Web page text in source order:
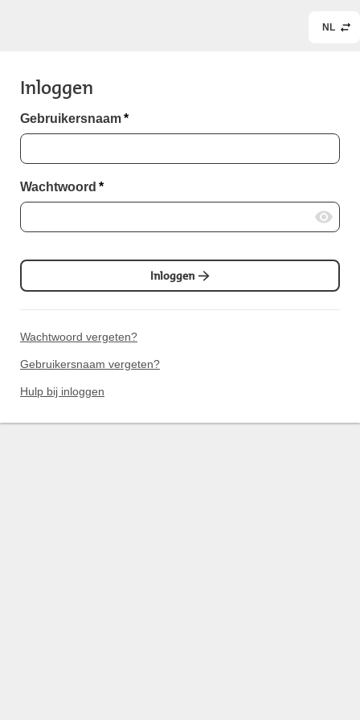
NL
Inloggen
Gebruikersnaam*
Wachtwoord *
Inloggen
Wachtwoord vergeten?
Gebruikersnaam vergeten?
Hulp bij inloggen